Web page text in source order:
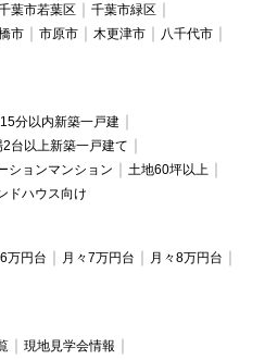
葉市若葉区
千葉市緑区
市 市原市 木更津市
八千代市
分以内新築一戸建
2台以上新築一戸建て
ションマンション
土地60坪以上
ドハウス向け
万円台 月々7万円台
月々8万円台
現地見学会情報